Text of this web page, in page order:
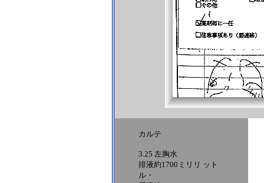
カルテ
3.25 左胸水
排液約1700ミリリ ット
ル・